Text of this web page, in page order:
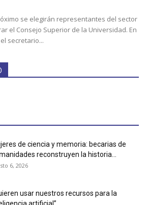
se elegirán representantes del sector
el Consejo Superior de la Universidad. En
secretario...
de ciencia y memoria: becarias de
reconstruyen la historia...
6, 2026
usar nuestros recursos para la